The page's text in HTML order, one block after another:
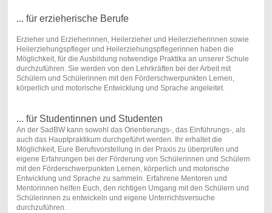
... für erzieherische Berufe
Erzieher und Erzieherinnen, Heilerzieher und Heilerzieherinnen sowie
Heilerziehungspfleger und Heilerziehungspflegerinnen haben die
Möglichkeit, für die Ausbildung notwendige Praktika an unserer Schule
durchzuführen. Sie werden von den Lehrkräften bei der Arbeit mit
Schülern und Schülerinnen mit den Förderschwerpunkten Lernen,
körperlich und motorische Entwicklung und Sprache angeleitet.
... für Studentinnen und Studenten
An der SadBW kann sowohl das Orientierungs-, das Einführungs-, als
auch das Hauptpraktikum durchgeführt werden. Ihr erhaltet die
Möglichkeit, Eure Berufsvorstellung in der Praxis zu überprüfen und
eigene Erfahrungen bei der Förderung von Schülerinnen und Schülern
mit den Förderschwerpunkten Lernen, körperlich und motorische
Entwicklung und Sprache zu sammeln. Erfahrene Mentoren und
Mentorinnen helfen Euch, den richtigen Umgang mit den Schülern und
Schülerinnen zu entwickeln und eigene Unterrichtsversuche
durchzuführen.